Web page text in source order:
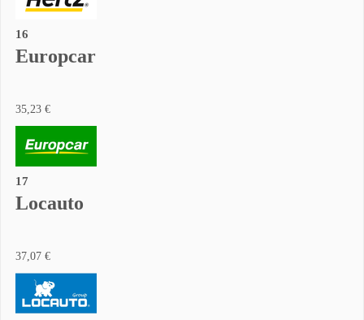
16
Europcar
35,23 €
17
Locauto
37,07 €